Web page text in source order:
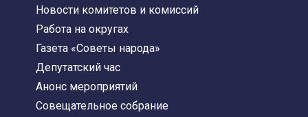
Новости комитетов и комиссий
Работа на округах
Газета «Советы народа»
Депутатский час
Анонс мероприятий
Совещательное собрание